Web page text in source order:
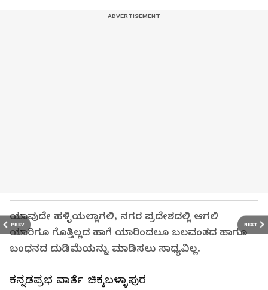
PREV NEXT
ಯಾವುದೇ ಹಳ್ಳಿಯಲ್ಲಾಗಲಿ, ನಗರ ಪ್ರದೇಶದಲ್ಲಿ ಆಗಲಿ
ಯಾರಿಗೂ ಗೊತ್ತಿಲ್ಲದ ಹಾಗೆ ಯಾರಿಂದಲೂ ಬಲವಂತದ ಹಾಗೂ
ಬಂಧನದ ದುಡಿಮೆಯನ್ನು ಮಾಡಿಸಲು ಸಾಧ್ಯವಿಲ್ಲ.
ಕನ್ನಡಪ್ರಭ ವಾರ್ತೆ ಚಿಕ್ಕಬಳ್ಳಾಪುರ